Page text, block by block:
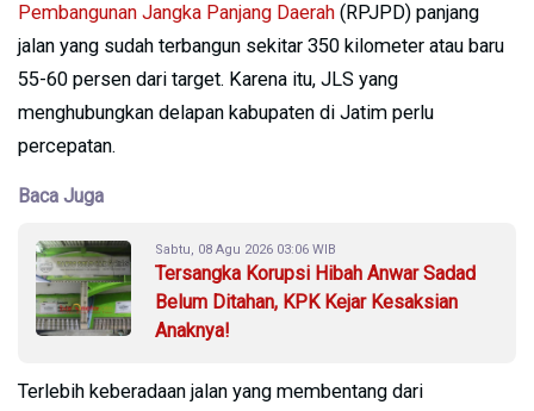
Pembangunan Jangka Panjang Daerah (RPJPD) panjang
jalan yang sudah terbangun sekitar 350 kilometer atau baru
55-60 persen dari target. Karena itu, JLS yang
menghubungkan delapan kabupaten di Jatim perlu
percepatan.
Baca Juga
Sabtu, 08 Agu 2026 03:06 WIB
Tersangka Korupsi Hibah Anwar Sadad
Belum Ditahan, KPK Kejar Kesaksian
Anaknya!
Terlebih keberadaan jalan yang membentang dari